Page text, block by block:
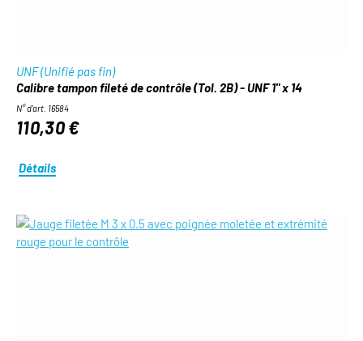
UNF (Unifié pas fin)
Calibre tampon fileté de contrôle (Tol. 2B) - UNF 1" x 14
N° d'art. 16584
110,30 €
Détails